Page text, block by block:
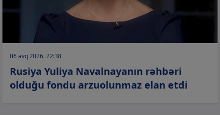
06 avq 2026, 22:38
Rusiya Yuliya Navalnayanın rəhbəri
olduğu fondu arzuolunmaz elan etdi